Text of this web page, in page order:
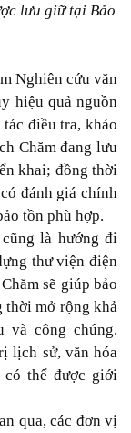
lưu giữ tại Bảo
Nghiên cứu văn
hiệu quả nguồn
điều tra, khảo
Chăm đang lưu
khai; đồng thời
đánh giá chính
tồn phù hợp.
là hướng đi
thư viện điện
sẽ giúp bảo
thời mở rộng khả
và công chúng.
lịch sử, văn hóa
thể được giới
qua, các đơn vị